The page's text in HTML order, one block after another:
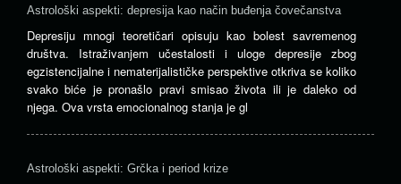
Astrološki aspekti: depresija kao način buđenja čovečanstva
Depresiju mnogi teoretičari opisuju kao bolest savremenog
društva. Istraživanjem učestalosti i uloge depresije zbog
egzistencijalne i nematerijalističke perspektive otkriva se koliko
svako biće je pronašlo pravi smisao života ili je daleko od
njega. Ova vrsta emocionalnog stanja je gl
Astrološki aspekti: Grčka i period krize